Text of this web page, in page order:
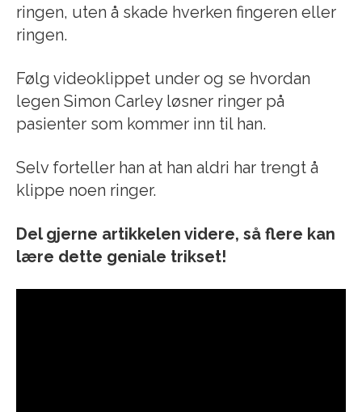
ringen, uten å skade hverken fingeren eller
ringen.
Følg videoklippet under og se hvordan
legen Simon Carley løsner ringer på
pasienter som kommer inn til han.
Selv forteller han at han aldri har trengt å
klippe noen ringer.
Del gjerne artikkelen videre, så flere kan
lære dette geniale trikset!